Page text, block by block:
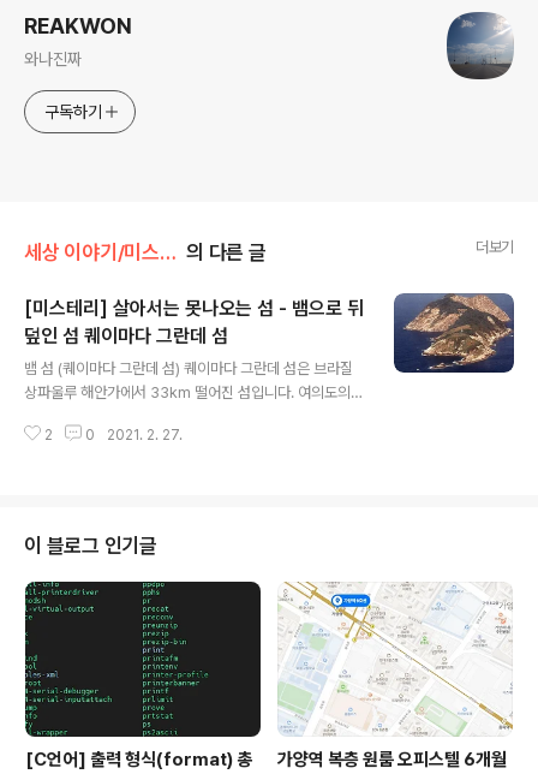
REAKWON
와나진짜
구독하기
세상 이야기/미스테리 의 다른 글 더보기
[미스테리] 살아서는 못나오는 섬 - 뱀으로 뒤
덮인 섬 퀘이마다 그란데 섬
뱀 섬 (퀘이마다 그란데 섬) 퀘이마다 그란데 섬은 브라질
상파울루 해안가에서 33km 떨어진 섬입니다. 여의도의
데요. 사람이 살 수도 없는 섬이기도 합니다. 왜 들어갈 수
사들이 우글우글대고 있는 섬입니다. 1 제곱미터당 3~5마
리의 뱀이 있다고 보시면 됩니다. 한걸음 한걸음 뱀 밭이죠.
이 독사들 중에서 보스가 골든 랜스 헤드 바이퍼라는 뱀입
니다. 생긴거 진짜 무섭게 생긴것도 같고 멋있게 생긴것도
같네요. 얘한테 물리면 끝났다고 보시면 됩니다. 빠르게 퍼
지는 맹독은 위출혈,..
2 0 2021. 2. 27.
이 블로그 인기글
[C언어] 출력 형식(format) 총
가양역 복층 원룸 오피스텔 6개월